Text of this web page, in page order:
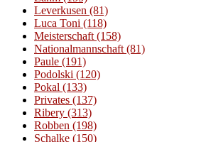
Leverkusen (81)
Luca Toni (118)
Meisterschaft (158)
Nationalmannschaft (81)
Paule (191)
Podolski (120)
Pokal (133)
Privates (137)
Ribery (313)
Robben (198)
Schalke (150)